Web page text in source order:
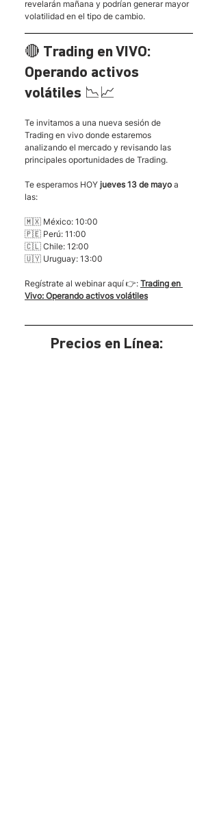
revelarán mañana y podrían generar mayor
volatilidad en el tipo de cambio.
🔴 Trading en VIVO:
Operando activos
volátiles 📉📈
Te invitamos a una nueva sesión de
Trading en vivo donde estaremos
analizando el mercado y revisando las
principales oportunidades de Trading.
Te esperamos HOY jueves 13 de mayo a
las:
🇲🇽 México: 10:00
🇵🇪 Perú: 11:00
🇨🇱 Chile: 12:00
🇺🇾 Uruguay: 13:00
Regístrate al webinar aquí 👉: Trading en
Vivo: Operando activos volátiles
Precios en Línea: